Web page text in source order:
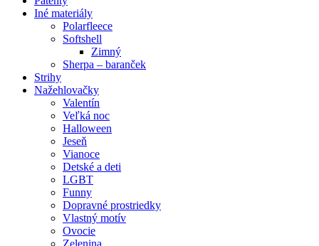
Iné materiály
Polarfleece
Softshell
Zimný
Sherpa – baranček
Strihy
Nažehlovačky
Valentín
Veľká noc
Halloween
Jeseň
Vianoce
Detské a deti
LGBT
Funny
Dopravné prostriedky
Vlastný motív
Ovocie
Zelenina